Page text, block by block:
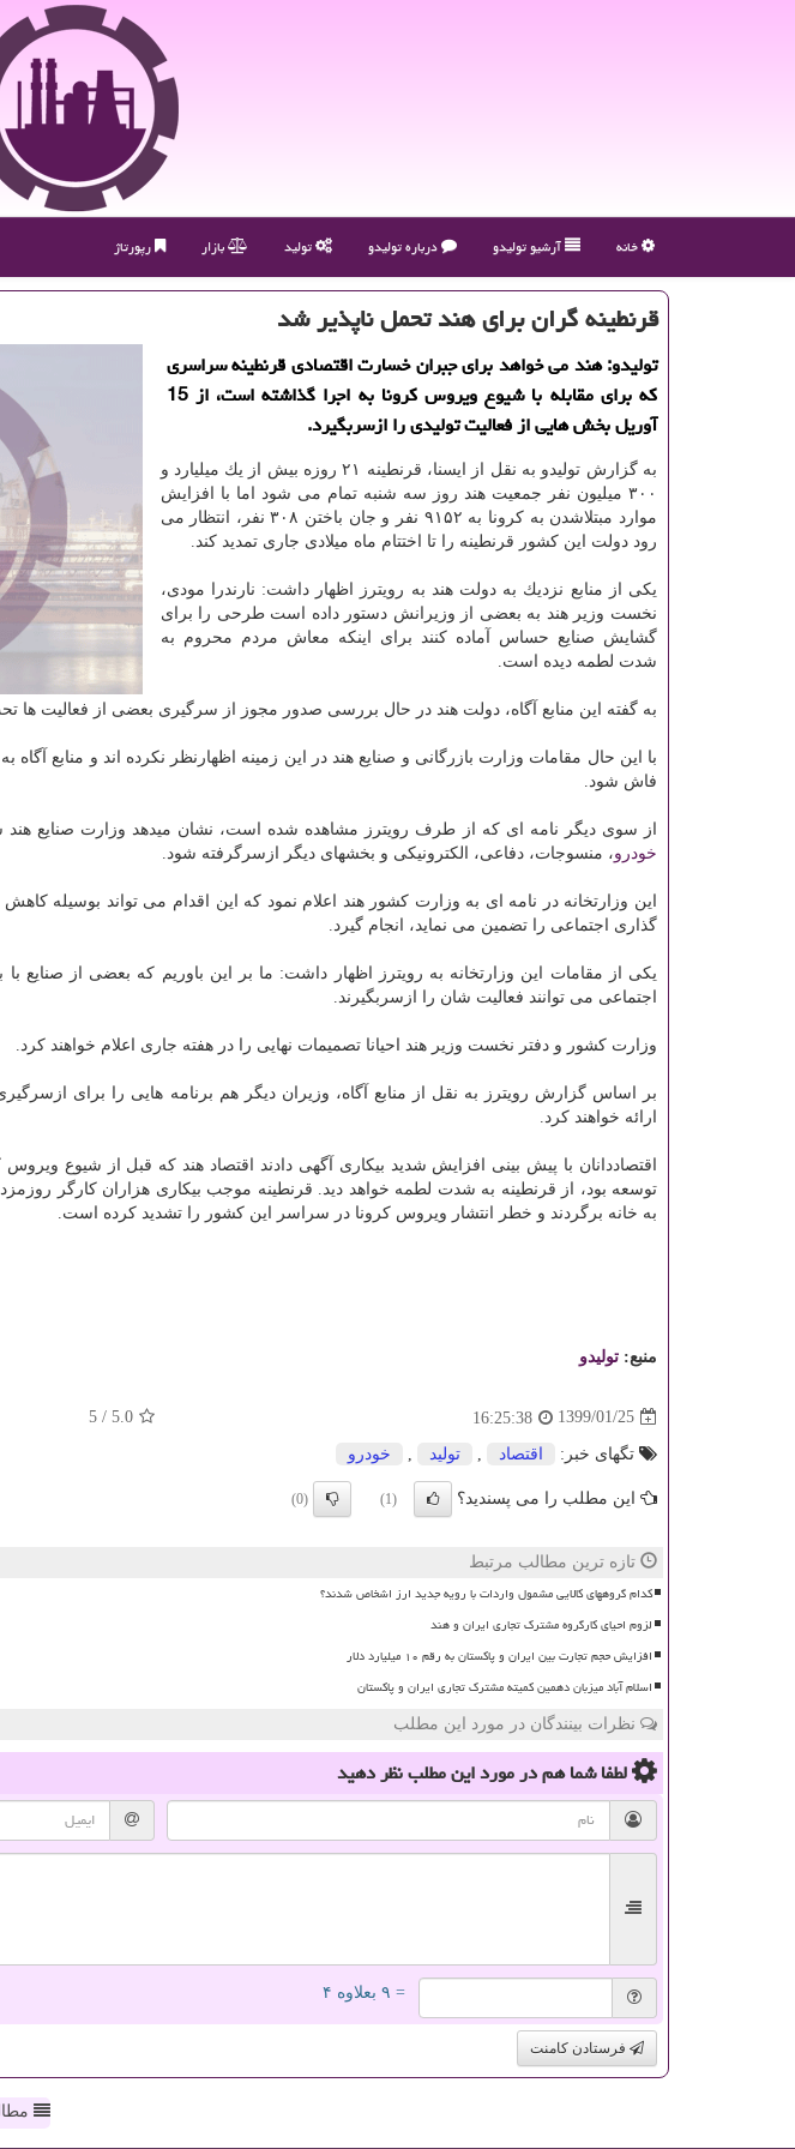
خانه آرشیو تولیدو درباره تولیدو تولید بازار رپورتاژ
قرنطینه گران برای هند تحمل ناپذیر شد
تولیدو: هند می خواهد برای جبران خسارت اقتصادی قرنطینه سراسری
كه برای مقابله با شیوع ویروس كرونا به اجرا گذاشته است، از 15
آوریل بخش هایی از فعالیت تولیدی را ازسربگیرد.
به گزارش تولیدو به نقل از ایسنا، قرنطینه ۲۱ روزه بیش از یك میلیارد و
۳۰۰ میلیون نفر جمعیت هند روز سه شنبه تمام می شود اما با افزایش
موارد مبتلاشدن به كرونا به ۹۱۵۲ نفر و جان باختن ۳۰۸ نفر، انتظار می
رود دولت این كشور قرنطینه را تا اختتام ماه میلادی جاری تمدید كند.
یكی از منابع نزدیك به دولت هند به رویترز اظهار داشت: نارندرا مودی،
نخست وزیر هند به بعضی از وزیرانش دستور داده است طرحی را برای
گشایش صنایع حساس آماده كنند برای اینكه معاش مردم محروم به
شدت لطمه دیده است.
به گفته این منابع آگاه، دولت هند در حال بررسی صدور مجوز از سرگیری بعضی از فعالیت ها
با این حال مقامات وزارت بازرگانی و صنایع هند در این زمینه اظهارنظر نكرده اند و منابع
فاش شود.
از سوی دیگر نامه ای كه از طرف رویترز مشاهده شده است، نشان میدهد وزارت صنایع
خودرو، منسوجات، دفاعی، الكترونیكی و بخشهای دیگر ازسرگرفته شود.
این وزارتخانه در نامه ای به وزارت كشور هند اعلام نمود كه این اقدام می تواند بوسیله
گذاری اجتماعی را تضمین می نماید، انجام گیرد.
یكی از مقامات این وزارتخانه به رویترز اظهار داشت: ما بر این باوریم كه بعضی از صنایع
اجتماعی می توانند فعالیت شان را ازسربگیرند.
وزارت كشور و دفتر نخست وزیر هند احیانا تصمیمات نهایی را در هفته جاری اعلام خواهند كرد.
بر اساس گزارش رویترز به نقل از منابع آگاه، وزیران دیگر هم برنامه هایی را برای
ارائه خواهند كرد.
اقتصاددانان با پیش بینی افزایش شدید بیكاری آگهی دادند اقتصاد هند كه قبل از شیوع
توسعه بود، از قرنطینه به شدت لطمه خواهد دید. قرنطینه موجب بیكاری هزاران كارگر
به خانه برگردند و خطر انتشار ویروس كرونا در سراسر این كشور را تشدید كرده است.
منبع: تولیدو
1399/01/25
16:25:38
5.0
/
5
تگهای خبر: اقتصاد تولید خودرو
این مطلب را می پسندید؟ (1)
(0)
تازه ترین مطالب مرتبط
کدام گروههای کالایی مشمول واردات با رویه جدید ارز اشخاص شدند؟
لزوم احیای کارگروه مشترک تجاری ایران و هند
افزایش حجم تجارت بین ایران و پاکستان به رقم ۱۰ میلیارد دلار
اسلام آباد میزبان دهمین کمیته مشترک تجاری ایران و پاکستان
نظرات بینندگان در مورد این مطلب
لطفا شما همدر مورد این مطلبنظر دهید
= ۹ بعلاوه ۴
فرستادن کامنت